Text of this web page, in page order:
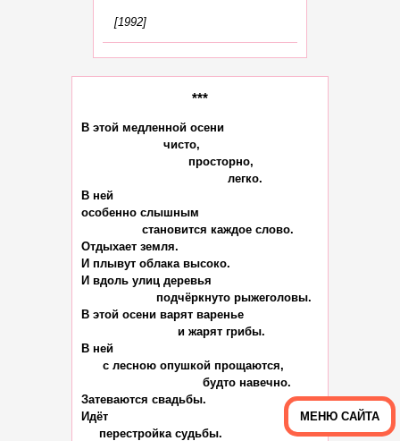
[1992]
***
В этой медленной осени
                       чисто,
                              просторно,
                                         легко.
В ней
особенно слышным
                 становится каждое слово.
Отдыхает земля.
И плывут облака высоко.
И вдоль улиц деревья
                     подчёркнуто рыжеголовы.
В этой осени варят варенье
                           и жарят грибы.
В ней
      с лесною опушкой прощаются,
                                  будто навечно.
Затеваются свадьбы.
Идёт
     перестройка судьбы.
МЕНЮ САЙТА